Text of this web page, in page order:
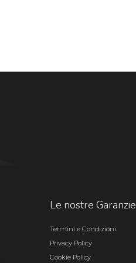
Le nostre Garanzie
Termini e Condizioni
Privacy Policy
Cookie Policy